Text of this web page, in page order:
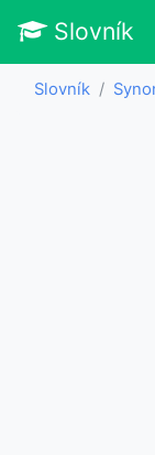
Slovník
Slovník